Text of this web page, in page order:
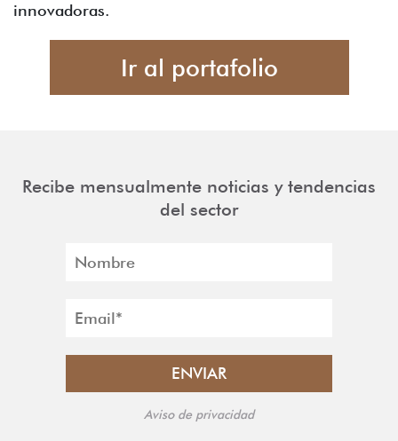
innovadoras.
Ir al portafolio
Recibe mensualmente noticias y tendencias
del sector
Aviso de privacidad